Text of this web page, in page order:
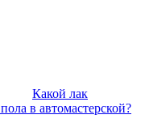
Какой лак
в автомастерской?